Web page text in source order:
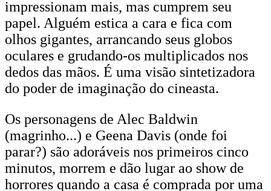
impressionam mais, mas cumprem seu
papel. Alguém estica a cara e fica com
olhos gigantes, arrancando seus globos
oculares e grudando-os multiplicados nos
dedos das mãos. É uma visão sintetizadora
do poder de imaginação do cineasta.
Os personagens de Alec Baldwin
(magrinho...) e Geena Davis (onde foi
parar?) são adoráveis nos primeiros cinco
minutos, morrem e dão lugar ao show de
horrores quando a casa é comprada por uma